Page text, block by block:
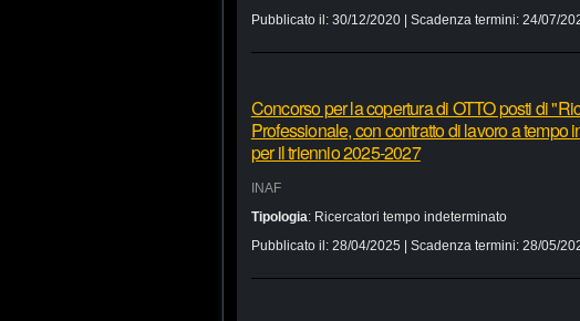
Pubblicato il: 30/12/2020| Scadenza termini: 24/07/
Concorso per la copertura di OTTO posti di
Professionale, con contratto di lavoro a
per il triennio 2025-2027
INAF
Tipologia: Ricercatori tempo indeterminato
Pubblicato il: 28/04/2025 | Scadenza termini: 28/05/